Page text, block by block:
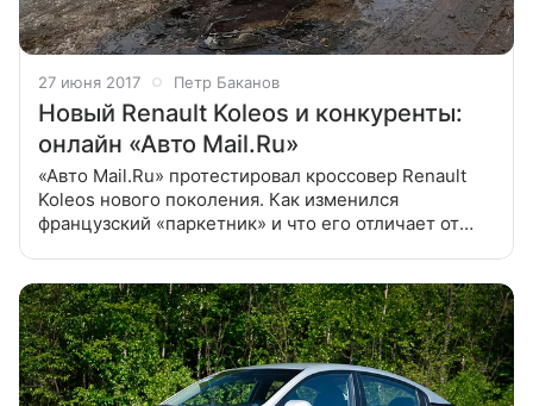
27 июня 2017 Петр Баканов
Новый Renault Koleos и конкуренты:
онлайн «Авто Mail.Ru»
«Авто Mail.Ru» протестировал кроссовер Renault
Koleos нового поколения. Как изменился
французский «паркетник» и что его отличает от